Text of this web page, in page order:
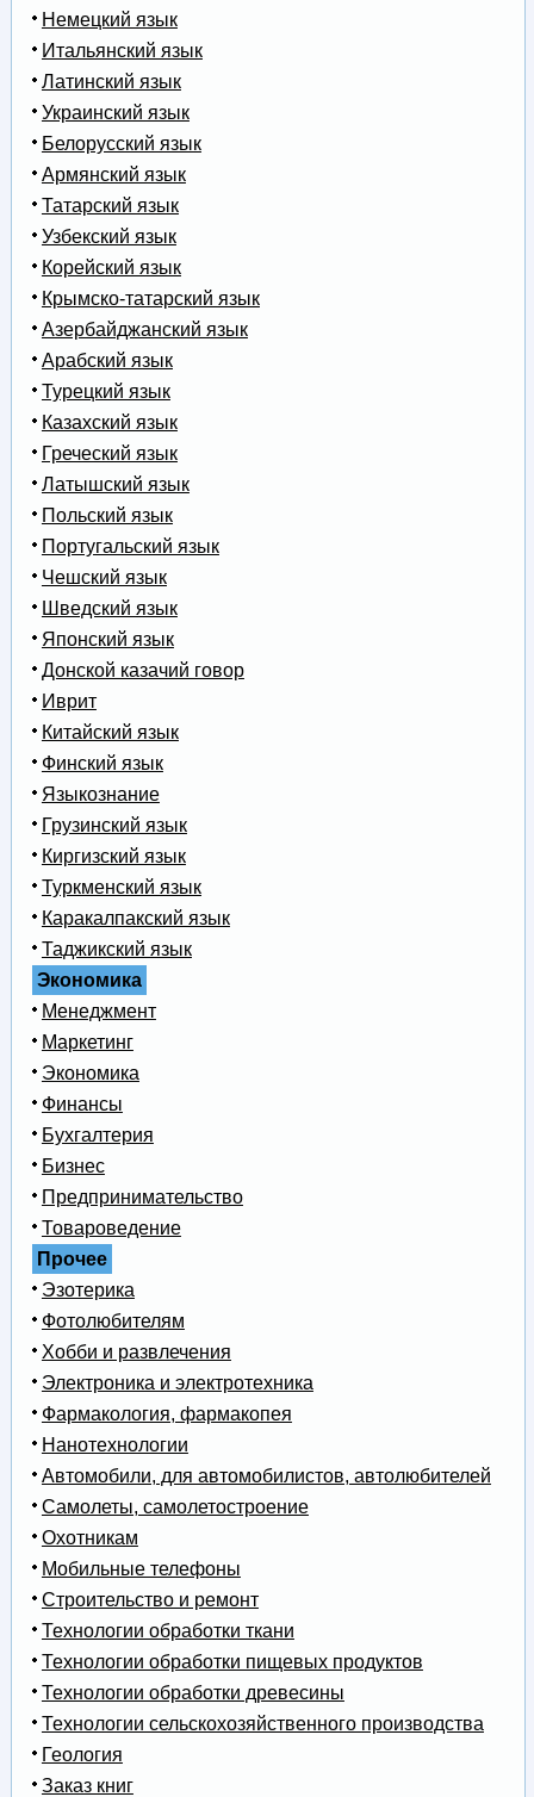
Немецкий язык
Итальянский язык
Латинский язык
Украинский язык
Белорусский язык
Армянский язык
Татарский язык
Узбекский язык
Корейский язык
Крымско-татарский язык
Азербайджанский язык
Арабский язык
Турецкий язык
Казахский язык
Греческий язык
Латышский язык
Польский язык
Португальский язык
Чешский язык
Шведский язык
Японский язык
Донской казачий говор
Иврит
Китайский язык
Финский язык
Языкознание
Грузинский язык
Киргизский язык
Туркменский язык
Каракалпакский язык
Таджикский язык
Экономика
Менеджмент
Маркетинг
Экономика
Финансы
Бухгалтерия
Бизнес
Предпринимательство
Товароведение
Прочее
Эзотерика
Фотолюбителям
Хобби и развлечения
Электроника и электротехника
Фармакология, фармакопея
Нанотехнологии
Автомобили, для автомобилистов, автолюбителей
Самолеты, самолетостроение
Охотникам
Мобильные телефоны
Строительство и ремонт
Технологии обработки ткани
Технологии обработки пищевых продуктов
Технологии обработки древесины
Технологии сельскохозяйственного производства
Геология
Заказ книг